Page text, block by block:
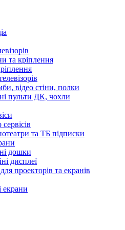
та кріплення
відео стіни, полки
пульти ДК, чохли
та ТБ підписки
дошки
дисплеї
проекторів та екранів
екрани